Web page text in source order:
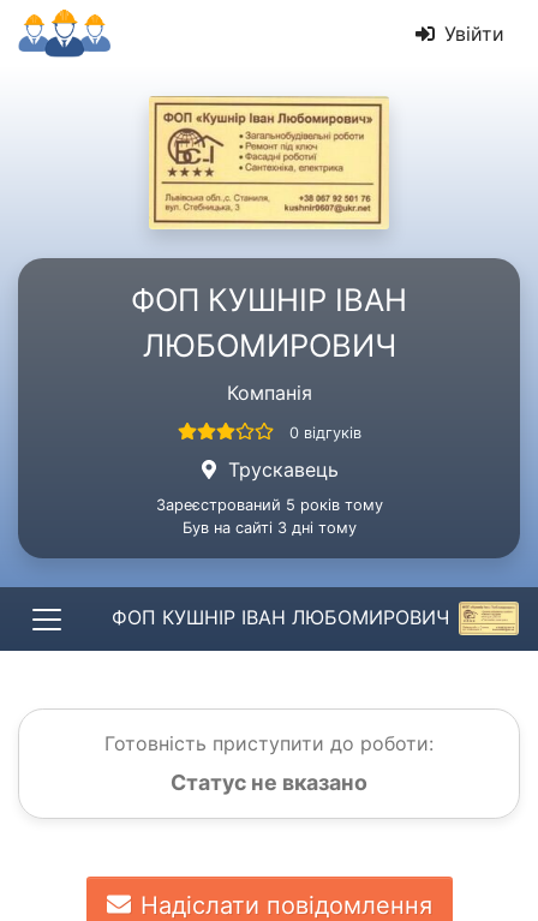
Увійти
ФОП КУШНІР ІВАН
ЛЮБОМИРОВИЧ
Компанія
0 відгуків
Трускавець
Зареєстрований 5 років тому
Був на сайті 3 дні тому
ФОП КУШНІР ІВАН ЛЮБОМИРОВИЧ
Готовність приступити до роботи:
Статус не вказано
Надіслати повідомлення